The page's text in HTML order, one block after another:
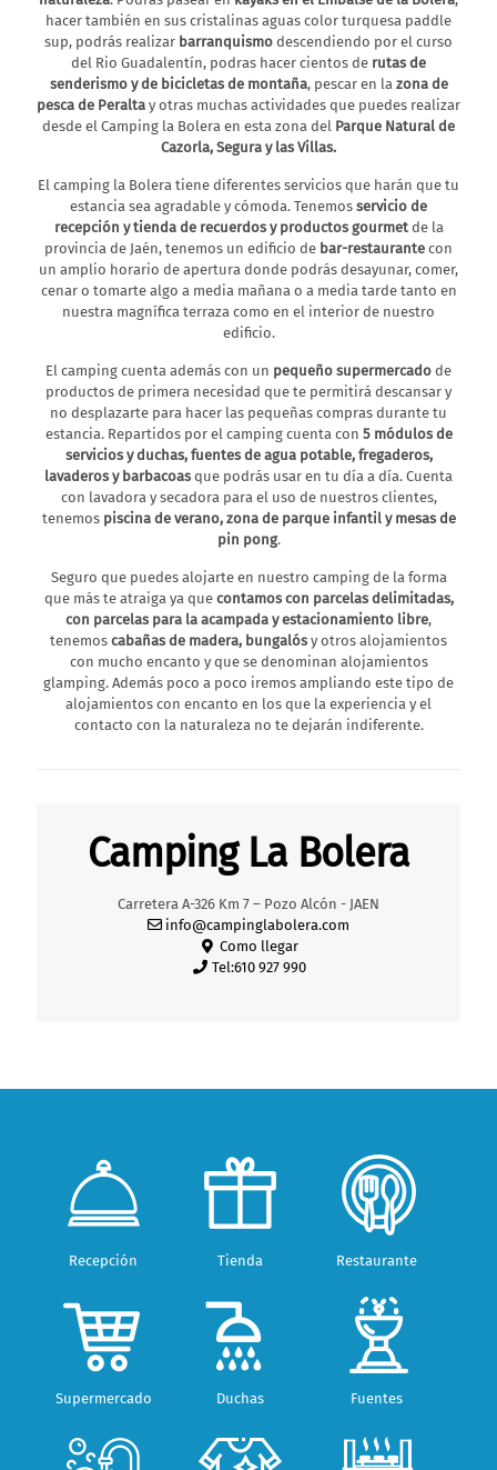
El Camping la Bolerase encuentra en el municipio dePozo
Alcón, a tan sólo 7 kilómetros del pueblo y a menos de500
metros del pantano de la Bolera. Sin duda el entorno natural
que tiene nuestro Camping hace que sea un lugar privilegiado
para disfrutar deunos días de descanso o de unas vacaciones
inolvidables. En el que sin duda siempre tendrás muchas
alternativas de ocio a gusto de todas las personas que nos
No existe un camping como este en el que a escasos metros del
mismo puedas realizar tantas actividades de aventura y de
naturaleza. Podrás pasear enkayaks en el Embalse de la Bolera
hacer también en sus cristalinas aguas color turquesa paddle
sup, podrás realizarbarranquismodescendiendo por el curso
del Rio Guadalentín, podras hacer cientos derutas de
senderismo y de bicicletas de montaña, pescar en la zona de
y otras muchas actividades que puedes realizar
Cazorla, Segura y las Villas.
El camping la Bolera tiene diferentes servicios que harán que tu
estancia sea agradable y cómoda. Tenemosservicio de
recepción y tienda de recuerdos y productos gourmetde la
provincia de Jaén, tenemos un edificio debar-restaurantecon
un amplio horario de apertura donde podrás desayunar, comer,
cenar o tomarte algo a media mañana o a media tarde tanto en
nuestra magnífica terraza como en el interior de nuestro
El camping cuenta además con unpequeño supermercadode
productos de primera necesidad que te permitirá descansar y
no desplazarte para hacer las pequeñas compras durante tu
estancia. Repartidos por el camping cuenta con5 módulos de
servicios y duchas, fuentes de agua potable, fregaderos,
lavaderos y barbacoas que podrás usar en tu día a día. Cuenta
con lavadora y secadora para el uso de nuestros clientes,
que más te atraiga ya que
contamos con parcelas delimitadas,
con parcelas para la acampada y estacionamiento libre,
cabañas de madera, bungalós
con mucho encanto y que se denominan alojamientos
glamping. Además poco a poco iremos ampliando este tipo de
alojamientos con encanto en los que la experiencia y el
contacto con la naturaleza no te dejarán indiferente.
hacer también en sus cristalinas aguas color turquesa paddle
sup, podrás realizar barranquismo descendiendo por el curso
del Rio Guadalentín, podras hacer cientos de rutas de
senderismo y de bicicletas de montaña, pescar en la zona de
pesca de Peralta y otras muchas actividades que puedes realizar
desde el Camping la Bolera en esta zona del Parque Natural de
Cazorla, Segura y las Villas.
El camping la Bolera tiene diferentes servicios que harán que tu
estancia sea agradable y cómoda. Tenemos servicio de
recepción y tienda de recuerdos y productos gourmetde la
provincia de Jaén, tenemos un edificio de bar-restaurante con
un amplio horario de apertura donde podrás desayunar, comer,
cenar o tomarte algo a media mañana o a media tarde tanto en
nuestra magnífica terraza como en el interior de nuestro
edificio.
El camping cuenta además con un pequeño supermercado de
productos de primera necesidad que te permitirá descansar y
no desplazarte para hacer las pequeñas compras durante tu
estancia. Repartidos por el camping cuenta con 5 módulos de
servicios y duchas, fuentes de agua potable, fregaderos,
lavaderos y barbacoas que podrás usar en tu día a día. Cuenta
con lavadora y secadora para el uso de nuestros clientes,
tenemospiscina de verano, zona de parque infantil y mesas de
pin pong.
Seguro que puedes alojarte en nuestro camping de la forma
que más te atraiga ya que contamos con parcelas delimitadas,
con parcelas para la acampada y estacionamiento libre,
tenemos cabañas de madera, bungalós y otros alojamientos
con mucho encanto y que se denominan alojamientos
glamping. Además poco a poco iremos ampliando este tipo de
alojamientos con encanto en los que la experiencia y el
contacto con la naturaleza no te dejarán indiferente.
Camping La Bolera
Carretera A-326 Km 7 – Pozo Alcón - JAEN
info@campinglabolera.com
Como llegar
Tel:610 927 990
Recepción Tienda Restaurante
Supermercado Duchas Fuentes